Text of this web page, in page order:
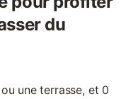
du
une terrasse, et 0